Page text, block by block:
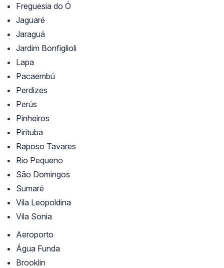
Freguesia do Ó
Jaguaré
Jaraguá
Jardim Bonfiglioli
Lapa
Pacaembú
Perdizes
Perús
Pinheiros
Pirituba
Raposo Tavares
Rio Pequeno
São Domingos
Sumaré
Vila Leopoldina
Vila Sonia
Aeroporto
Água Funda
Brooklin